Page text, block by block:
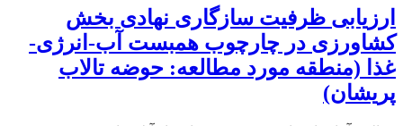
ارزیابی ظرفیت سازگاری نهادی بخش
کشاورزی در چارچوب همبست آب-انرژی-
غذا (منطقه مورد مطالعه: حوضه تالاب
پریشان)